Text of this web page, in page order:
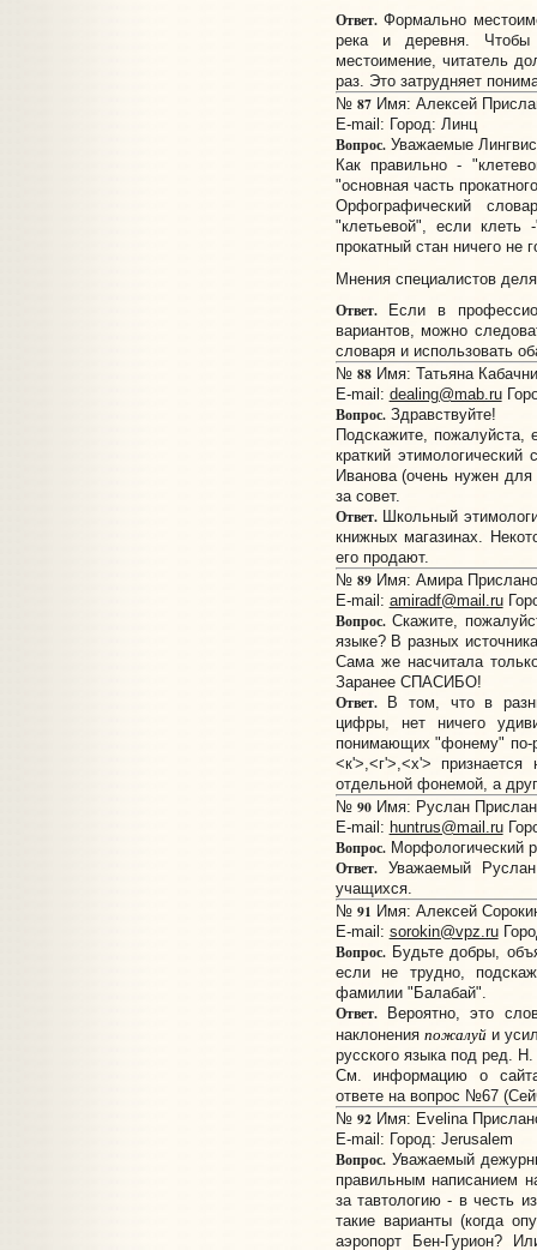
Ответ.Формально
река и деревня. Чтобы
местоимение, читатель
раз. Это затрудняет
№ 87Имя: Алексей
E-mail: Город: Линц
Вопрос.Уважаемые
Как правильно -
"основная часть
Орфографический
"клетьевой", если клеть
прокатный стан ничего не
Мнения специалистов
Ответ.Если в
вариантов, можно
словаря и использовать
№ 88Имя: Татьяна
E-mail: dealing@mab.ru
Вопрос.Здравствуйте!
Подскажите, пожалуйста,
краткий
Иванова (очень нужен для
за совет.
Ответ.Школьный
книжных магазинах.
его продают.
№ 89Имя: Амира
E-mail: amiradf@mail.ru
Вопрос.Скажите,
языке? В разных
Сама же насчитала
Заранее СПАСИБО!
Ответ.В том, что в
цифры, нет ничего
понимающих "фонему" по-
<к'>,<г'>,<х'>
отдельной фонемой, а
№ 90Имя: Руслан
E-mail: huntrus@mail.ru
Вопрос.Морфологический
Ответ.Уважаемый
учащихся.
№ 91 Имя: Алексей
E-mail: sorokin@vpz.ru
Вопрос.Будьте добры,
если не трудно,
фамилии "Балабай".
Ответ.Вероятно, это
наклонения пожалуйи
русского языка под ред.
См. информацию о
ответе на вопрос №67
№ 92Имя: Evelina
E-mail: Город: Jerusalem
Вопрос.Уважаемый
правильным написанием
за тавтологию - в честь
такие варианты (когда
аэропорт Бен-Гурион?